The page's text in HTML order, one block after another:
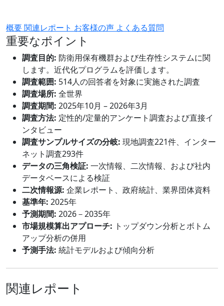
概要関連レポート お客様の声 よくある質問
重要なポイント
調査目的: 防衛用保有機群および生存性システムに関
します。近代化プログラムを評価します。
調査範囲: 514人の回答者を対象に実施された調査
調査場所: 全世界
調査期間: 2025年10月 – 2026年3月
調査方法: 定性的/定量的アンケート調査および直接イ
ンタビュー
調査サンプルサイズの分岐: 現地調査221件、インター
ネット調査293件
データの三角検証: 一次情報、二次情報、および社内
データベースによる検証
二次情報源: 企業レポート、政府統計、業界団体資料
基準年: 2025年
予測期間: 2026－2035年
市場規模算出アプローチ: トップダウン分析とボトム
アップ分析の併用
予測手法: 統計モデルおよび傾向分析
関連レポート